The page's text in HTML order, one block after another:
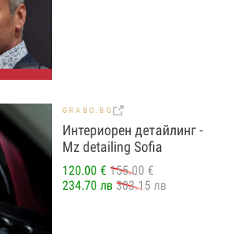
GRABO.BG
Интериорен детайлинг -
Mz detailing Sofia
120.00 € 155.00 €
234.70 лв 303.15 лв